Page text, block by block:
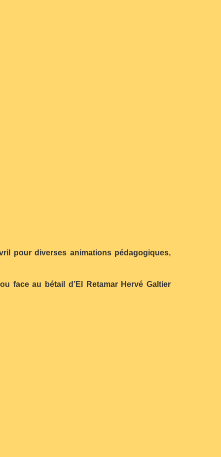
pour diverses animations pédagogiques,
face au bétail d’El Retamar Hervé Galtier